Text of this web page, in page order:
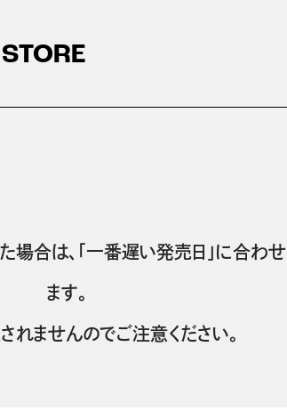
合は、「一番遅い発売日」に合わせ
ます。
れませんのでご注意ください。